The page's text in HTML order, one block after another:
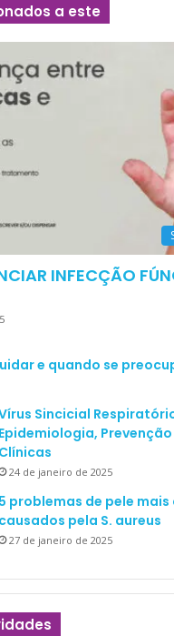
a este
INFECÇÃO
e quando se
Sincicial
Epidemiologia,
Clínicas
24 de janeiro de 2025
5 problemas de pele mais
causados pela S. aureus
27 de janeiro de 2025